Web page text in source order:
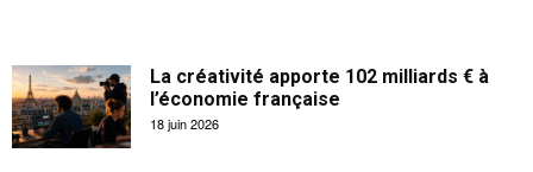
La créativité apporte 102 milliards € à
l’économie française
18 juin 2026